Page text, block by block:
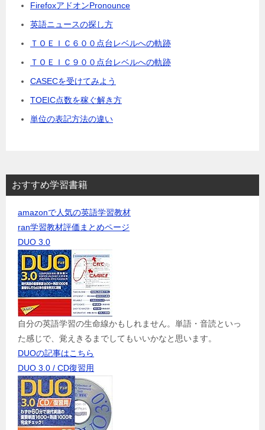
FirefoxアドオンPronounce
英語ニュースの探し方
ＴＯＥＩＣ６００点台レベルへの軌跡
ＴＯＥＩＣ９００点台レベルへの軌跡
CASECを受けてみよう
TOEIC点数を稼ぐ解き方
単位の表記方法の違い
おすすめ学習書籍
amazonで人気の英語学習教材
ran学習教材評価まとめページ
DUO 3.0
自分の英語学習の生命線かもしれません。単語・音読といっ
た感じで、覚えきるまでしてもいいかなと思います。
DUOの記事はこちら
DUO 3.0 / CD復習用